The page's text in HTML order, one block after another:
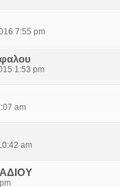
7:55 pm
1:53 pm
am
am